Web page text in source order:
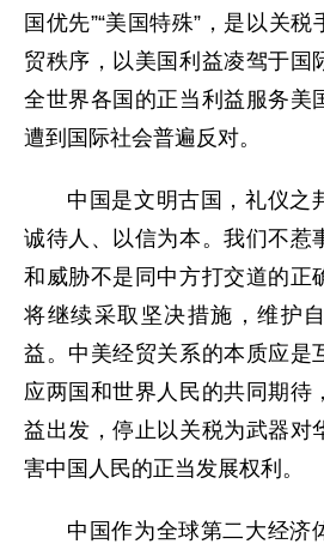
国优先”“美国特殊”，是以关
贸秩序，以美国利益凌驾于国
全世界各国的正当利益服务美
遭到国际社会普遍反对。
中国是文明古国，礼仪之
诚待人、以信为本。我们不惹
和威胁不是同中方打交道的正
将继续采取坚决措施，维护
益。中美经贸关系的本质应是
应两国和世界人民的共同期待
益出发，停止以关税为武器对
害中国人民的正当发展权利。
中国作为全球第二大经济